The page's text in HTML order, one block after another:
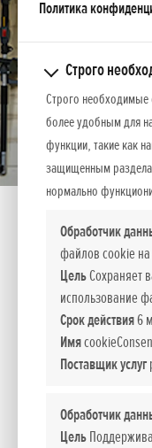
Политика
Строго
Строго необходимые
более удобным для
функции, такие как
защищенным
нормально
Обработчик
файлов cookie на
ЦельСохраняет
использование
Срок действия6
Имя
Поставщик услуг
Обработчик
Цель
Труба-
Для того, чтобы без
труднодоступных